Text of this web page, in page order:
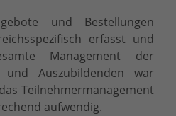
und Bestellungen
erfasst und
Management der
und Auszubildenden war
Teilnehmermanagement
aufwendig.